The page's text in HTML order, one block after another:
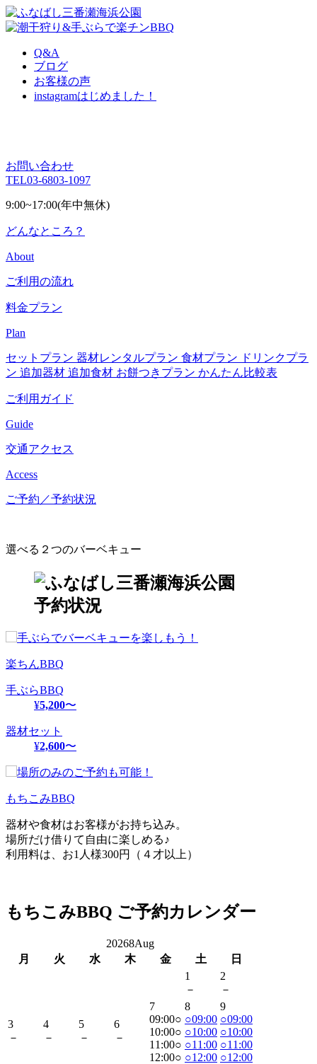
Q&A
ブログ
お客様の声
instagramはじめました！
お問い合わせ
TEL03-6803-1097
9:00~17:00(年中無休)
どんなところ？
About
ご利用の流れ
料金プラン
Plan
セットプラン 器材レンタルプラン 食材プラン ドリンクプラ
ン 追加器材 追加食材 お餅つきプラン かんたん比較表
ご利用ガイド
Guide
交通アクセス
Access
ご予約／予約状況
選べる２つのバーベキュー
予約状況
楽ちんBBQ
手ぶらBBQ
¥5,200〜
器材セット
¥2,600〜
もちこみBBQ
器材や食材はお客様がお持ち込み。
場所だけ借りて自由に楽しめる♪
利用料は、お1人様300円（４才以上）
もちこみBBQ ご予約カレンダー
20268Aug
月
火 水 木 金 土
日
1
－
2
－
3
－
4
－
5
－
6
－
7
09:00○
10:00○
11:00○
12:00○
8
○09:00
○10:00
○11:00
○12:00
9
○09:00
○10:00
○11:00
○12:00